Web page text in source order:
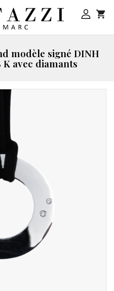

modèle signé DINH
K avec diamants